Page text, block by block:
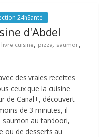
24hSanté
d'Abdel
livre cuisine, pizza, saumon,
des vraies recettes
ceux que la cuisine
de Canal+, découvert
de 3 minutes, il
saumon au tandoori,
ou de desserts au